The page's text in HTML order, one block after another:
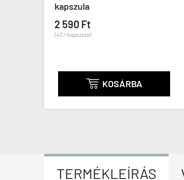
kapszula
2 590 Ft
(43 / kapszula)
 KOSÁRBA
TERMÉKLEÍRÁS